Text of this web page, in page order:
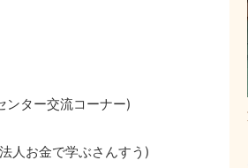
ター交流コーナー)
人お金で学ぶさんすう)